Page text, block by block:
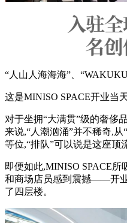
“人山人海海海”、
这是MINISO SPACE开业当
对于坐拥“大满贯”级的奢侈
来说,“人潮汹涌”并不稀奇,
等位,“排队”可以说是这座顶
即便如此,MINISO SPACE
和商场店员感到震撼——开
了四层楼。